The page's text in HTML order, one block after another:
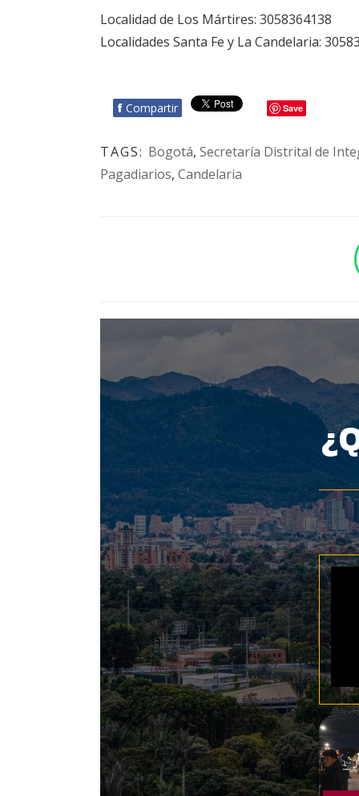
Localidad de Los Mártires: 3058364138
Localidades Santa Fe y La Candelaria:
f Compartir Save
TAGS: Bogotá, Secretaría Distrital de
Pagadiarios, Candelaria